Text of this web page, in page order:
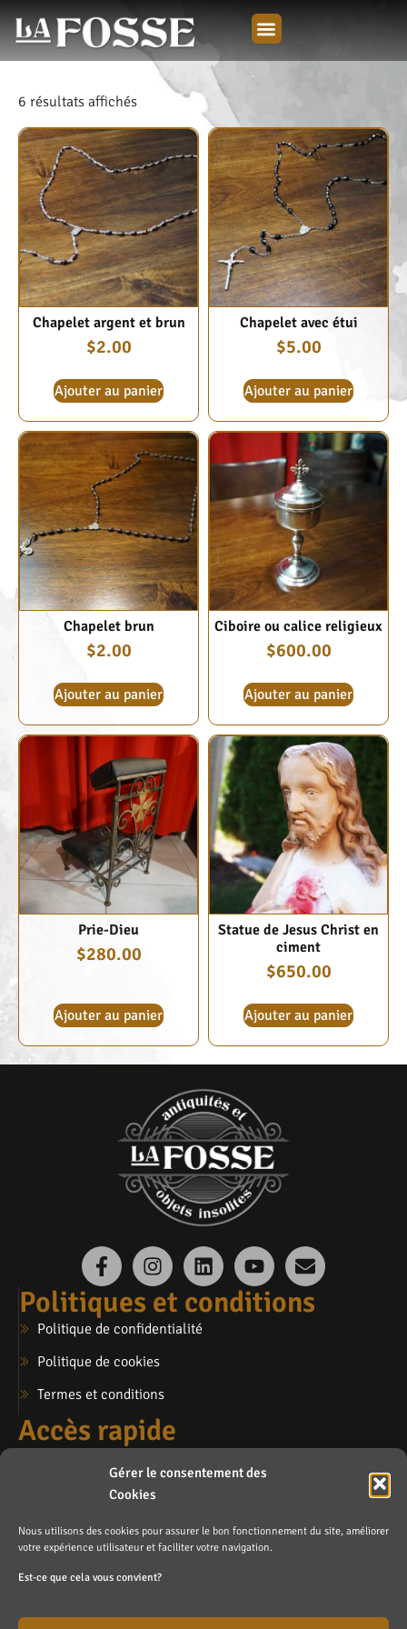
Gérer le consentement des
Cookies
Nous utilisons des cookies pour assurer le bon fonctionnement du site, améliorer
votre expérience utilisateur et faciliter votre navigation.
Est-ce que cela vous convient?
6 résultats affichés
Chapelet argent et brun
$2.00
Ajouter au panier
Chapelet avec étui
$5.00
Ajouter au panier
Chapelet brun
$2.00
Ajouter au panier
Ciboire ou calice religieux
$600.00
Ajouter au panier
Prie-Dieu
$280.00
Ajouter au panier
Statue de Jesus Christ en
ciment
$650.00
Ajouter au panier
Politiques et conditions
Politique de confidentialité
Politique de cookies
Termes et conditions
Accès rapide
Ma liste de souhaits
Contactez-nous
info@lafosse.ca